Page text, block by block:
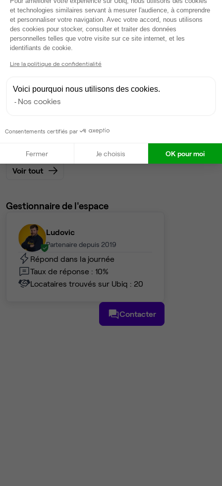
Dispo
Bureau privé• 6ème étage
20
10 400 €
6 760 €
Voir tout
Gestionnaire de l'espace
Ludovic
Partenaire depuis 2019
Répond dans la journée
Taux de réponse : 10%
Locataires trouvés sur Ubiq : 20
Contacter
et technologies similaires servant à mesurer l'audience, à comprendre
et personnaliser votre navigation. Avec votre accord, nous utilisons
des cookies pour stocker, consulter et traiter des données
personnelles telles que votre visite sur ce site internet, et les
identifiants de cookie.
Lire la politique de confidentialité
Voici pourquoi nous utilisons des cookies.
Nos cookies
Consentements certifiés par
Fermer Je choisis OK pour moi